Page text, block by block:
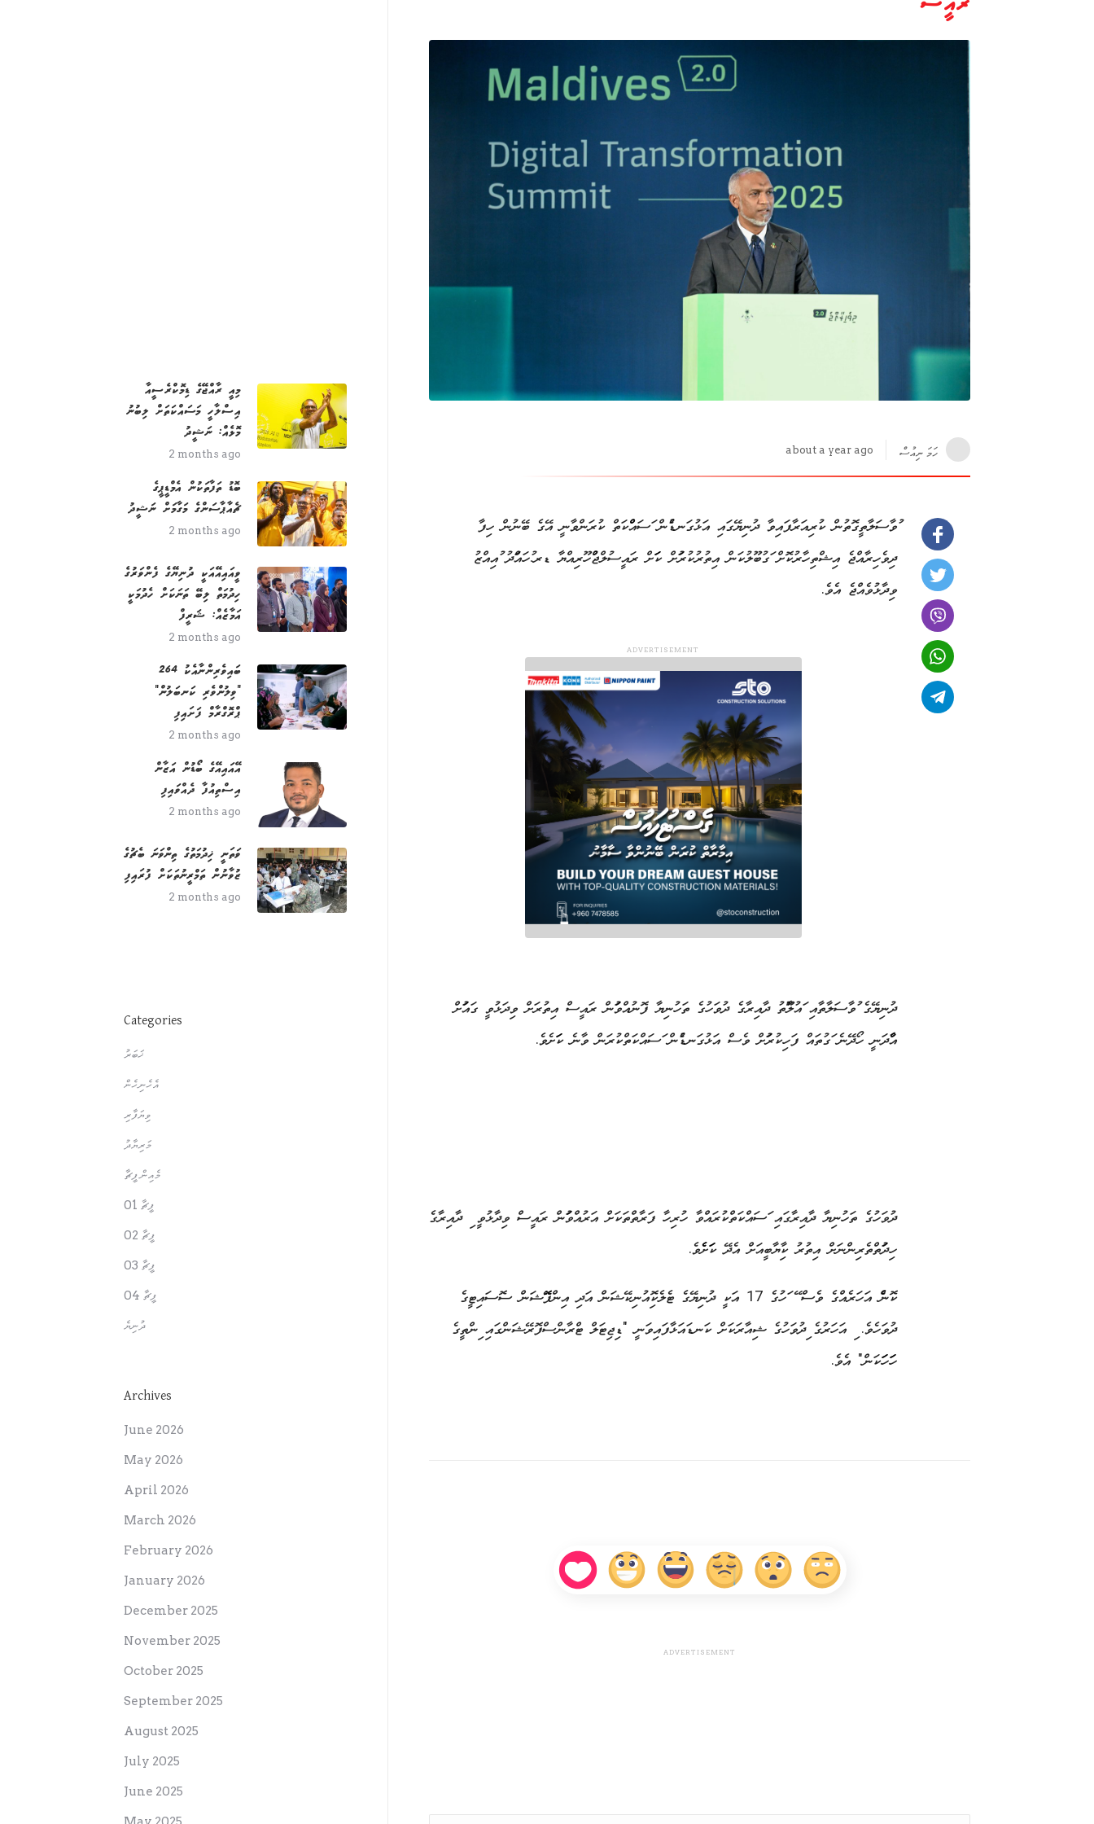
ހަމަ ނިއުސް about a year ago
މުވާސަލާތީގޮތުން ކުރިއަރާފައިވާ ދުނިޔޭގައި އަޅުގަނޑުމެން މަސައްްކަތް ކުރަންވާނީ އޭގެ ބޭނުން ހިފާ
ދިވެހިރާއްޖެ އިޝްތިހާރުކޮށް މަގުބޫލުކަން އިތުރުކުރުމަށް ކަމަށް ރައީސުލްޖުމްހޫރިއްޔާ ޑރ.މުހައްމަދު މުއިއްޒު
ވިދާޅުވެއްޖެ އެވެ.
ދުނިޔޭގެ މުވާސަލާތާއި މައުލޫމާތު ދާއިރާގެ ދުވަހުގެ ތަހުނިޔާ ފޮނުއްވަމުން ރައީސް އިތުރަށް ވިދަޅުވީ ގައުމަށް
އާމްދަނީ ހޯދޭނެ މަގުތައް ފަހިކުރުމަށް ވެސް އަޅުގަނޑުމެން މަސައްކަތްކުރަން ވާނެ ކަމަށެވެ.
ދުވަހުގެ ތަހުނިޔާ ދާއިރާގައި މަސައްކަތްކުރައްވާ ހުރިހާ ފަރާތްތަކަށް އަރުއްވަމުން ރައީސް ވިދާޅުވީ މި ދާއިރާގެ
ހިދުމަތްތެރިންނަށް އިތުރު ކާމިޔާބީއަށް އެދޭ ކަމަށެެވެ.
ކޮންމެ އަހަރެއްގެ ވެސް މޭ މަހުގެ 17 އަކީ ދުނިޔޭގެ ޓެލެކޮމިއުނިކޭޝަން އަދި އިންފޮމޭޝަން ސޮސައިޓީގެ
ދުވަހެވެ. މި އަހަރުގެ މިދުވަހުގެ ޝިއާރަކަށް ކަނޑައަޅާފައިވަނީ "ޑިޖިޓަލް ޓްރާންސްފޮރމޭޝަންގައި މިންތީގެ
ހަމަހަމަކަން" އެވެ.
މިއީ ރާއްޖޭގެ ޑިމޮކްރެސީއާ
އިސްލާހީ މަސައްކަތަށް ލިބުނު
މޮޅެއް: ނަޝީދު
2 months ago
ބޮޑު ތަފާތަކުން އެމްޑީޕީގެ
ޗެއާޕާސަންގެ މަގާމަށް ނަޝީދު
2 months ago
ވީއައިއޭއަކީ ދުނިޔޭގެ ފެންވަރުގެ
ހިދުމަތް ލިބޭ ތަނަކަށް ހެދުމަކީ
އަމާޒެއް: ޝަރީފް
2 months ago
264 ބައިވެރިންނާއެކު
"ވިލުންވެރި ކަނބަލުން"
ޕްރޮގްރާމް ފަށައިފި
2 months ago
އޭއައިއޭގެ ބޯޑުން އަޒާން
އިސްތިއުފާ ދެއްވައިފި
2 months ago
ވަތަނީ ޚިދުމަތުގެ ތިންވަނަ ބެޗުގެ
ޒުވާނުން ތަމްރީނުތަކަށް ފުރައިފި
2 months ago
Categories
ޚަބަރު
އެހެނިހެން
ވިޔަފާރި
މަރިޔާދު
މެއިން ފީޗާ
ފީޗާ 01
ފީޗާ 02
ފީޗާ 03
ފީޗާ 04
ދުނިޔެ
Archives
June 2026
May 2026
April 2026
March 2026
February 2026
January 2026
December 2025
November 2025
October 2025
September 2025
August 2025
July 2025
June 2025